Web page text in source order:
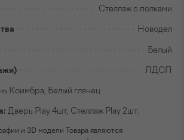
Стеллаж с полками
Новодел
Белый
ЛДСП
Коимбра, Белый глянец
Дверь Play 4шт, Стеллаж Play 2шт.
и 3D модели Товара являются